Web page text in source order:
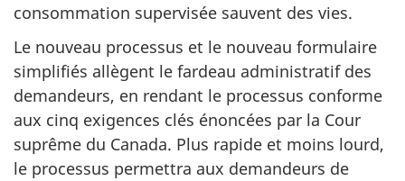
consommation supervisée sauvent des vies.
Le nouveau processus et le nouveau formulaire
simplifiés allègent le fardeau administratif des
demandeurs, en rendant le processus conforme
aux cinq exigences clés énoncées par la Cour
suprême du Canada. Plus rapide et moins lourd,
le processus permettra aux demandeurs de